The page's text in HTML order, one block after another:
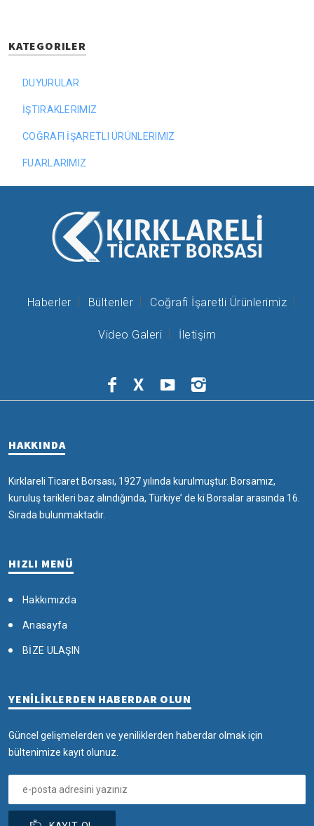
KATEGORILER
DUYURULAR
İŞTIRAKLERIMIZ
COĞRAFI İŞARETLI ÜRÜNLERIMIZ
FUARLARIMIZ
Haberler Bültenler Coğrafi İşaretli Ürünlerimiz
Video Galeri İletişim
X
HAKKINDA
Kırklareli Ticaret Borsası, 1927 yılında kurulmuştur. Borsamız,
kuruluş tarikleri baz alındığında, Türkiye’ de ki Borsalar arasında 16.
Sırada bulunmaktadır.
HIZLI MENÜ
Hakkımızda
Anasayfa
BİZE ULAŞIN
YENİLİKLERDEN HABERDAR OLUN
Güncel gelişmelerden ve yeniliklerden haberdar olmak için
bültenimize kayıt olunuz.